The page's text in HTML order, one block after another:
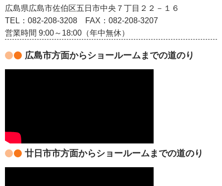
広島県広島市佐伯区五日市中央７丁目２２－１６
TEL：082‐208‐3208
FAX：082-208-3207
営業時間 9:00～18:00（年中無休）
広島市方面からショールームまでの道のり
廿日市市方面からショールームまでの道のり